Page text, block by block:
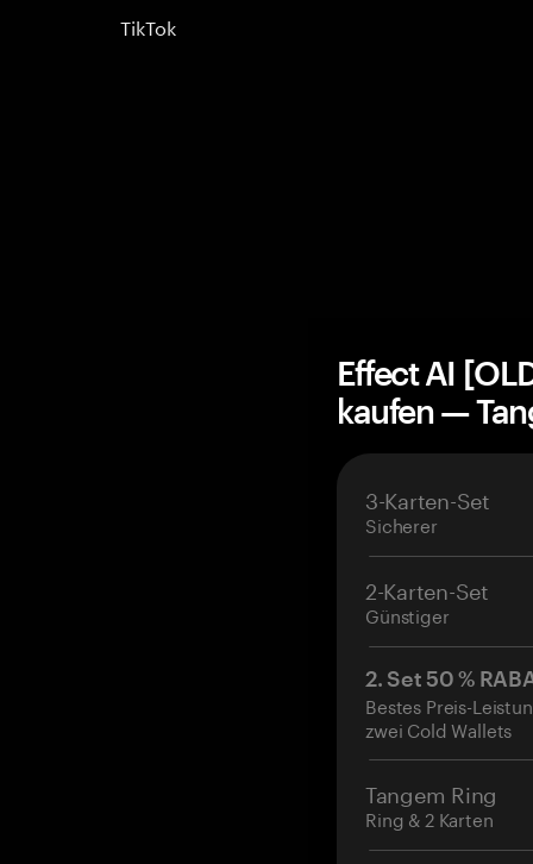
TikTok
Effect AI
kaufen —
3-Karten-Set
Sicherer
2-Karten-Set
Günstiger
2. Set 50 %
Bestes Preis-
zwei Cold Wallets
Tangem Ring
Ring & 2 Karten